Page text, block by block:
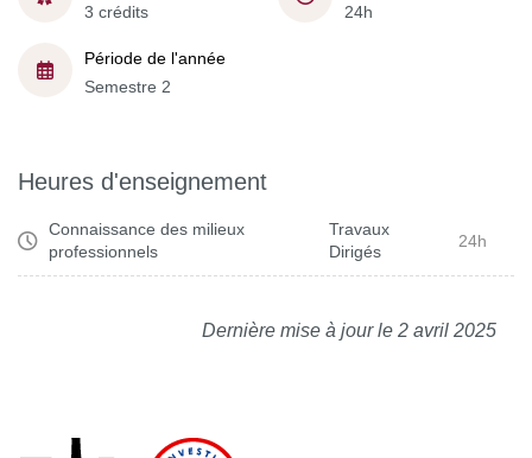
3 crédits
24h
Période de l'année
Semestre 2
Heures d'enseignement
Connaissance des milieux
professionnels
Travaux
Dirigés
24h
Dernière mise à jour le 2 avril 2025